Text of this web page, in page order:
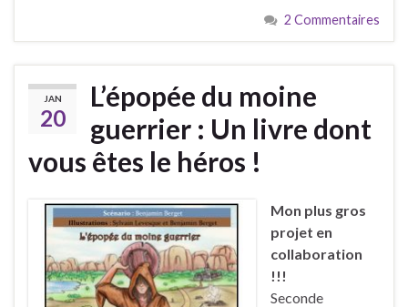
2 Commentaires
JAN
20
L’épopée du moine
guerrier : Un livre dont
vous êtes le héros !
Mon plus gros
projet en
collaboration
!!!
Seconde